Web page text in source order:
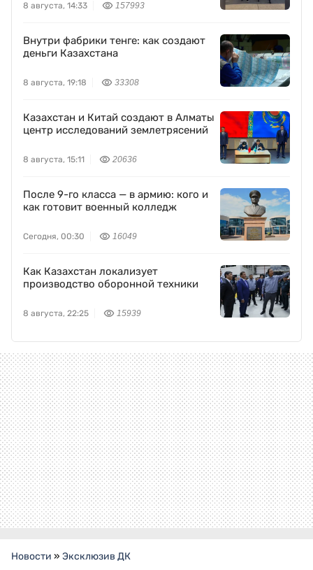
8 августа, 14:33 157993
Внутри фабрики тенге: как создают
деньги Казахстана
8 августа, 19:18 33308
Казахстан и Китай создают в Алматы
центр исследований землетрясений
8 августа, 15:11 20636
После 9-го класса — в армию: кого и
как готовит военный колледж
Сегодня, 00:30 16049
Как Казахстан локализует
производство оборонной техники
8 августа, 22:25 15939
Новости » Эксклюзив ДК